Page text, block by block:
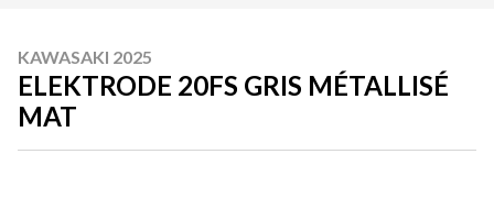
KAWASAKI 2025
ELEKTRODE 20FS GRIS MÉTALLISÉ
MAT